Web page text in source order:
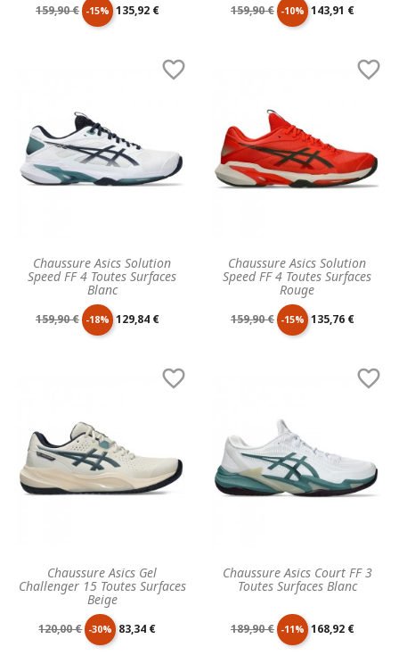
Prix
159,90 € -15% Prix
135,92 € Prix
159,90 € -10% Prix
143,91 €
Chaussure Asics Solution
Speed FF 4 Toutes Surfaces
Blanc

Prix
159,90 € -18% Prix
129,84 €
Chaussure Asics Solution
Speed FF 4 Toutes Surfaces
Rouge

Prix
159,90 € -15% Prix
135,76 €
Chaussure Asics Gel
Challenger 15 Toutes Surfaces
Beige

Prix
120,00 € -30% Prix
83,34 €
Chaussure Asics Court FF 3
Toutes Surfaces Blanc

Prix
189,90 € -11% Prix
168,92 €